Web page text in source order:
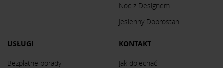
Noc z Designem
Jesienny Dobrostan
USŁUGI
Bezpłatne porady
KONTAKT
Jak dojechać